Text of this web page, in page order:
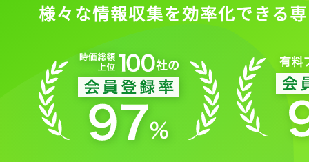
様々な情報収集を効率化できる